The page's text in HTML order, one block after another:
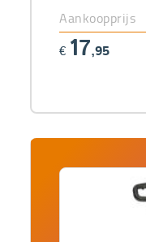
Aankoopprijs
€ 17,95